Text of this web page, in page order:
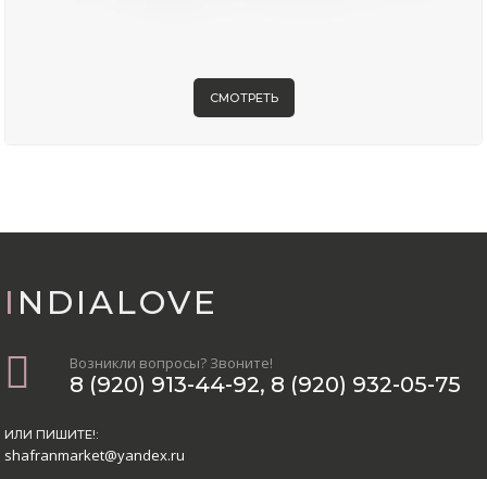
СМОТРЕТЬ
INDIALOVE
Возникли вопросы? Звоните!
8 (920) 913-44-92, 8 (920) 932-05-75
ИЛИ ПИШИТЕ!:
shafranmarket@yandex.ru